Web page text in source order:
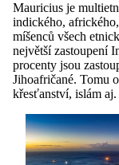
Mauricius je
indického,
míšenců všech
největší zastoupení
procenty jsou
Jihoafričané. Tomu
křesťanství, islám aj.